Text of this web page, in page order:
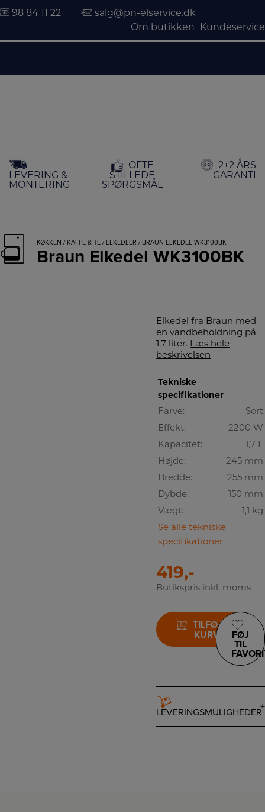
indholdet
98 84 11 22
salg@pn-elservice.dk
Om butikken
Kundeservice
LEVERING &
MONTERING
OFTE
STILLEDE
SPØRGSMÅL
2+2 ÅRS
GARANTI
KØKKEN / KAFFE & TE / ELKEDLER / BRAUN ELKEDEL WK3100BK
Braun Elkedel WK3100BK
Elkedel fra Braun med
en vandbeholdning på
1,7 liter. Læs hele
beskrivelsen
Tekniske
specifikationer
Farve:
Sort
Effekt:
2200 W
Kapacitet:
1,7 L
Højde:
245 mm
Bredde:
255 mm
Dybde:
150 mm
Vægt:
1,1 kg
Se alle tekniske
specifikationer
419,-
Butikspris inkl. moms
TILFØJ TIL
KURV
FØJ
TIL
LEVERINGSMULIGHEDER